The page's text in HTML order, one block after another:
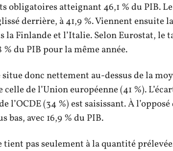
obligatoires atteignant 46,1 % du PIB.
derrière, à 41,9 %. Viennent ensuite
la Finlande et l’Italie. Selon Eurostat,
% du PIB pour la même année.
situe donc nettement au-dessus de la
celle de l’Union européenne (41 %).
l’OCDE (34 %) est saisissant. À
bas, avec 16,9 % du PIB.
tient pas seulement à la quantité